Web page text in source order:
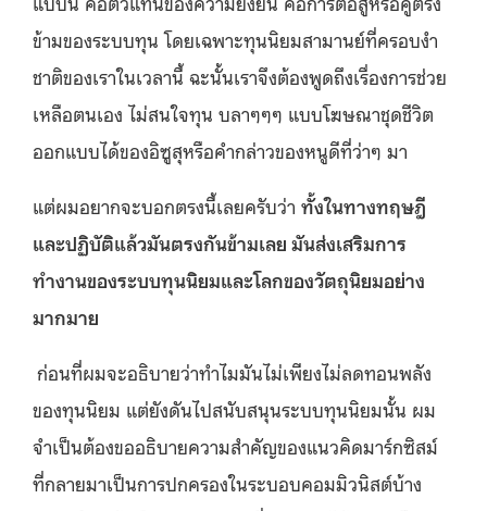
ข้ามของระบบทุน โดยเฉพาะทุนนิยมสามานย์ที่ครอบงำ
ชาติของเราในเวลานี้ ฉะนั้นเราจึงต้องพูดถึงเรื่องการช่วย
เหลือตนเอง ไม่สนใจทุน บลาๆๆๆ แบบโฆษณาชุดชีวิต
ออกแบบได้ของอิซูสุหรือคำกล่าวของหนูดีที่ว่าๆ มา
แต่ผมอยากจะบอกตรงนี้เลยครับว่า ทั้งในทางทฤษฎี
และปฏิบัติแล้วมันตรงกันข้ามเลย มันส่งเสริมการ
ทำงานของระบบทุนนิยมและโลกของวัตถุนิยมอย่าง
มากมาย
ก่อนที่ผมจะอธิบายว่าทำไมมันไม่เพียงไม่ลดทอนพลัง
ของทุนนิยม แต่ยังดันไปสนับสนุนระบบทุนนิยมนั้น ผม
จำเป็นต้องขออธิบายความสำคัญของแนวคิดมาร์กซิสม์
ที่กลายมาเป็นการปกครองในระบอบคอมมิวนิสต์บ้าง